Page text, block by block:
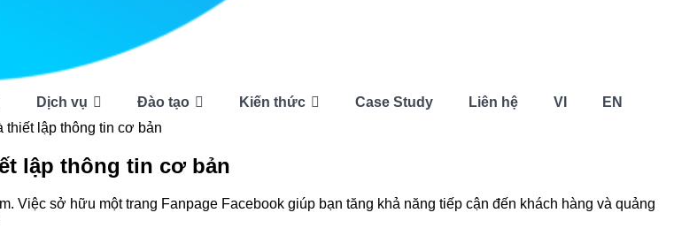
Dịch vụ Đào tạo Kiến thức Case Study Liên hệ VI
EN
thiết lập thông tin cơ bản
lập thông tin cơ bản
sở hữu một trang Fanpage Facebook giúp bạn tăng khả năng tiếp cận đến khách hàng và quảng